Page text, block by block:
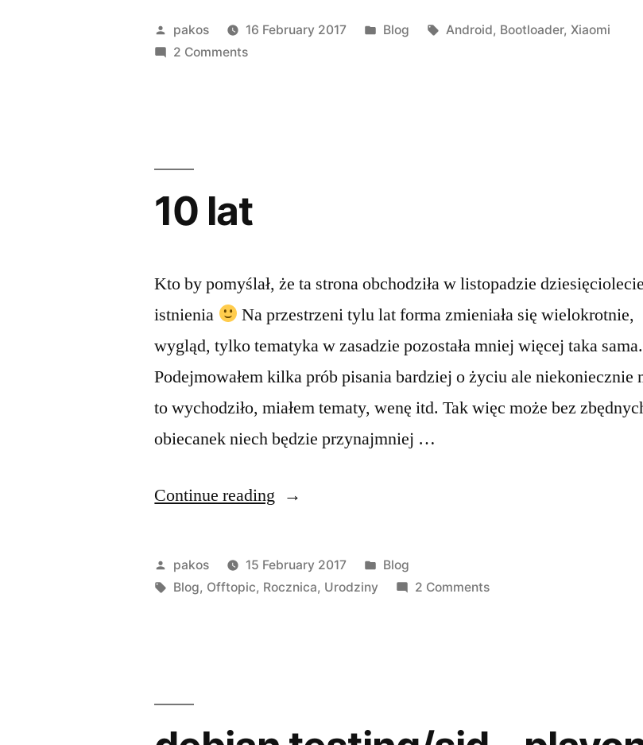
żart?”
Posted
by
pakos 16 February 2017
Posted
Blog Tags:
Android, Bootloader, Xiaomi
2 Commentson
10 lat
Kto by pomyślał, że ta strona obchodziła w listopadzie dziesięciolecie
istnienia
Na przestrzeni tylu lat forma zmieniała się wielokrotnie,
wygląd, tylko tematyka w zasadzie pozostała mniej więcej taka sama.
Podejmowałem kilka prób pisania bardziej o życiu ale niekoniecznie
to wychodziło, miałem tematy, wenę itd. Tak więc może bez
obiecanek niech będzie przynajmniej …
Continue reading “10
Posted
by
pakos 15 February 2017
Posted
Blog
Tags:
Blog, Offtopic, Rocznica, Urodziny 2 Commentson